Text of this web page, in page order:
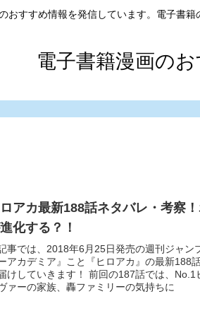
おすすめ情報を発信しています。電子書籍
電子書籍漫画の
アカ最新188話ネタバレ・考察
化する？！
事では、2018年6月25日発売の週刊ジャン
アカデミア』こと『ヒロアカ』の最新188
けしていきます！ 前回の187話では、No.1
ァーの家族、轟ファミリーの気持ちに